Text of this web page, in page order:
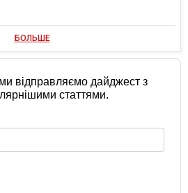
БОЛЬШЕ
відправляємо дайджест з
статтями.